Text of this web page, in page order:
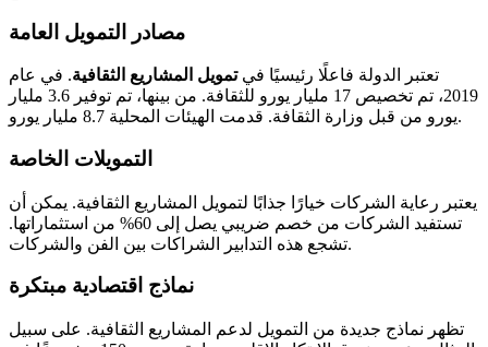
مصادر التمويل العامة
تعتبر الدولة فاعلًا رئيسيًا فيتمويل المشاريع الثقافية. في عام
2019، تم تخصيص 17 مليار يورو للثقافة. من بينها، تم توفير 3.6 مليار
يورو من قبل وزارة الثقافة. قدمت الهيئات المحلية 8.7 مليار يورو.
التمويلات الخاصة
يعتبر رعاية الشركات خيارًا جذابًا لتمويل المشاريع الثقافية. يمكن أن
تستفيد الشركات من خصم ضريبي يصل إلى 60% من استثماراتها.
تشجع هذه التدابير الشراكات بين الفن والشركات.
نماذج اقتصادية مبتكرة
تظهر نماذج جديدة من التمويل لدعم المشاريع الثقافية. على سبيل